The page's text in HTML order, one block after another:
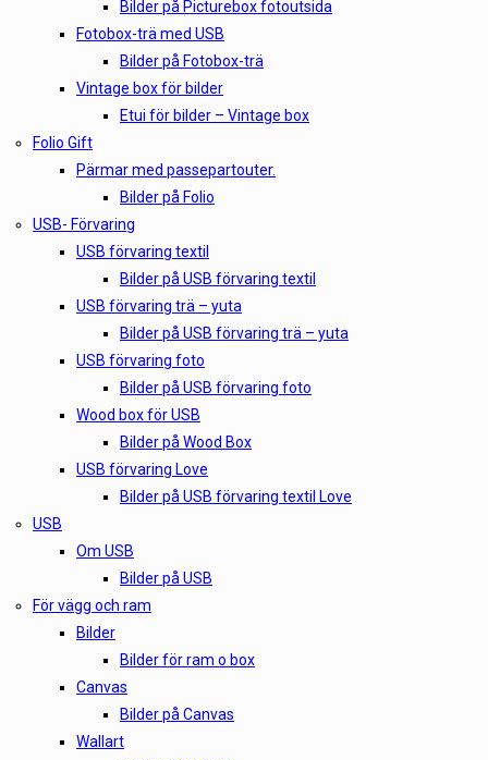
Bilder på Picturebox fotoutsida
Fotobox-trä med USB
Bilder på Fotobox-trä
Vintage box för bilder
Etui för bilder – Vintage box
Folio Gift
Pärmar med passepartouter.
Bilder på Folio
USB- Förvaring
USB förvaring textil
Bilder på USB förvaring textil
USB förvaring trä – yuta
Bilder på USB förvaring trä – yuta
USB förvaring foto
Bilder på USB förvaring foto
Wood box för USB
Bilder på Wood Box
USB förvaring Love
Bilder på USB förvaring textil Love
USB
Om USB
Bilder på USB
För vägg och ram
Bilder
Bilder för ram o box
Canvas
Bilder på Canvas
Wallart